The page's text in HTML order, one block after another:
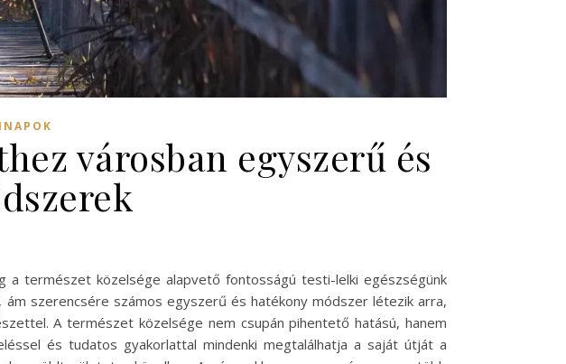
városban egyszerű és
természet közelsége alapvető fontosságú testi-lelki egészségünk
szerencsére számos egyszerű és hatékony módszer létezik arra,
A természet közelsége nem csupán pihentető hatású, hanem
és tudatos gyakorlattal mindenki megtalálhatja a saját útját a